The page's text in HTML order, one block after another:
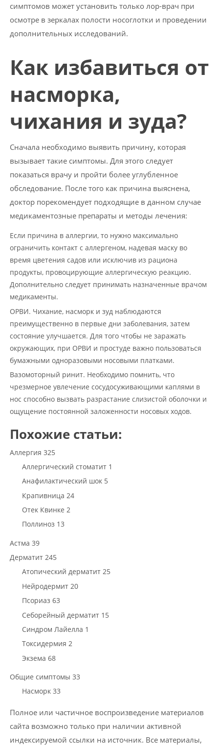
симптомов может установить только лор-врач при
осмотре в зеркалах полости носоглотки и проведении
дополнительных исследований.
Как избавиться от
насморка,
чихания и зуда?
Сначала необходимо выявить причину, которая
вызывает такие симптомы. Для этого следует
показаться врачу и пройти более углубленное
обследование. После того как причина выяснена,
доктор порекомендует подходящие в данном случае
медикаментозные препараты и методы лечения:
Если причина в аллергии, то нужно максимально
ограничить контакт с аллергеном, надевая маску во
время цветения садов или исключив из рациона
продукты, провоцирующие аллергическую реакцию.
Дополнительно следует принимать назначенные врачом
медикаменты.
ОРВИ. Чихание, насморк и зуд наблюдаются
преимущественно в первые дни заболевания, затем
состояние улучшается. Для того чтобы не заражать
окружающих, при ОРВИ и простуде важно пользоваться
бумажными одноразовыми носовыми платками.
Вазомоторный ринит. Необходимо помнить, что
чрезмерное увлечение сосудосуживающими каплями в
нос способно вызвать разрастание слизистой оболочки и
ощущение постоянной заложенности носовых ходов.
Похожие статьи:
Аллергия 325
Аллергический стоматит 1
Анафилактический шок 5
Крапивница 24
Отек Квинке 2
Поллиноз 13
Астма 39
Дерматит 245
Атопический дерматит 25
Нейродермит 20
Псориаз 63
Себорейный дерматит 15
Синдром Лайелла 1
Токсидермия 2
Экзема 68
Общие симптомы 33
Насморк 33
Полное или частичное воспроизведение материалов
сайта возможно только при наличии активной
индексируемой ссылки на источник. Все материалы,